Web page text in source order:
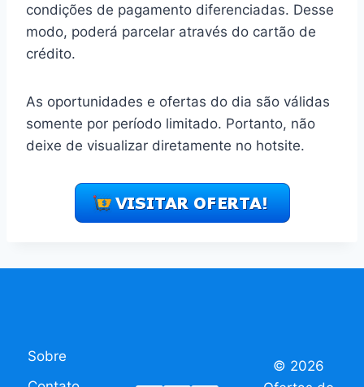
condições de pagamento diferenciadas. Desse
modo, poderá parcelar através do cartão de
crédito.
As oportunidades e ofertas do dia são válidas
somente por período limitado. Portanto, não
deixe de visualizar diretamente no hotsite.
Sobre
© 2026